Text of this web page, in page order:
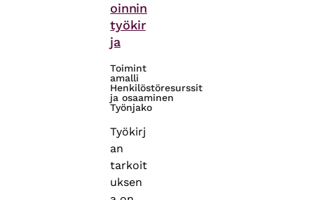
oinnin
työkir
ja
Toimint
amalli
Henkilöstöresurssit
ja osaaminen
Työnjako
Työkirj
an
tarkoit
uksen